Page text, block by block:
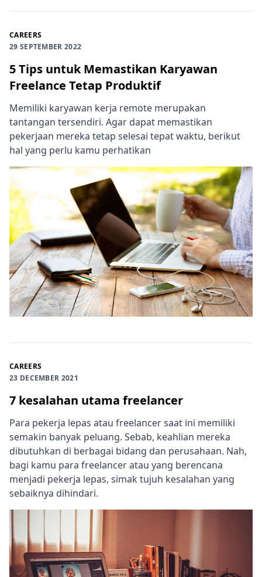
CAREERS
29 SEPTEMBER 2022
5 Tips untuk Memastikan Karyawan
Freelance Tetap Produktif
Memiliki karyawan kerja remote merupakan
tantangan tersendiri. Agar dapat memastikan
pekerjaan mereka tetap selesai tepat waktu, berikut
hal yang perlu kamu perhatikan
CAREERS
23 DECEMBER 2021
7 kesalahan utama freelancer
Para pekerja lepas atau freelancer saat ini memiliki
semakin banyak peluang. Sebab, keahlian mereka
dibutuhkan di berbagai bidang dan perusahaan. Nah,
bagi kamu para freelancer atau yang berencana
menjadi pekerja lepas, simak tujuh kesalahan yang
sebaiknya dihindari.